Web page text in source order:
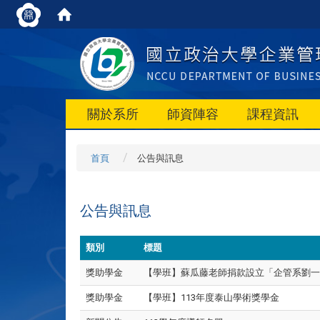
關於系所 師資陣容 課程資訊
首頁 公告與訊息
公告與訊息
類別 標題
獎助學金 【學班】蘇瓜藤老師捐款設立「企管系劉
獎助學金 【學班】113年度泰山學術獎學金